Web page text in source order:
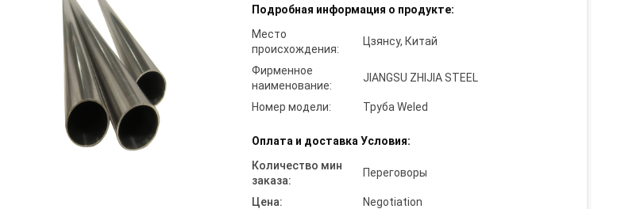
Подробная информация о продукте:
Место
происхождения:
Цзянсу, Китай
Фирменное
наименование:
JIANGSU ZHIJIA STEEL
Номер модели: Труба Weled
Оплата и доставка Условия:
Количество мин
заказа:
Переговоры
Цена: Negotiation